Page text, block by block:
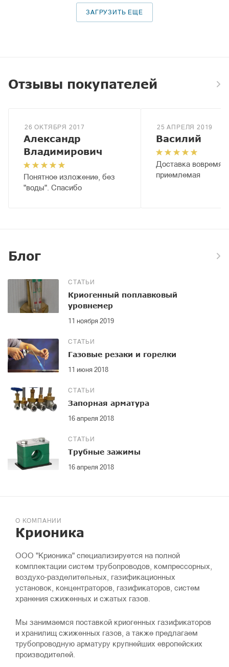
ЗАГРУЗИТЬ ЕЩЕ
Отзывы покупателей
26 ОКТЯБРЯ 2017
Александр
Владимирович
Понятное изложение, без
"воды". Спасибо
25 АПРЕЛЯ 2019
Василий
Доставка вовремя,
приемлемая
Блог
СТАТЬИ
11 ноября 2019
Криогенный поплавковый
уровнемер
СТАТЬИ
11 июня 2018
Газовые резаки и горелки
СТАТЬИ
16 апреля 2018
Запорная арматура
СТАТЬИ
16 апреля 2018
Трубные зажимы
ООО "Крионика" специализируется на полной
комплектации систем трубопроводов, компрессорных,
воздухо-разделительных, газификационных
установок, концентраторов, газификаторов, систем
хранения сжиженных и сжатых газов.
Мы занимаемся поставкой криогенных газификаторов
и хранилищ сжиженных газов, а также предлагаем
трубопроводную арматуру крупнейших европейских
производителей.
О КОМПАНИИ
Крионика